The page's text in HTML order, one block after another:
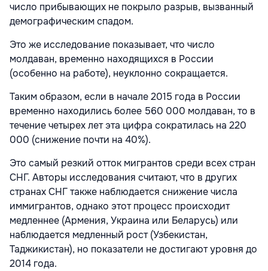
число прибывающих не покрыло разрыв, вызванный
демографическим спадом.
Это же исследование показывает, что число
молдаван, временно находящихся в России
(особенно на работе), неуклонно сокращается.
Таким образом, если в начале 2015 года в России
временно находились более 560 000 молдаван, то в
течение четырех лет эта цифра сократилась на 220
000 (снижение почти на 40%).
Это самый резкий отток мигрантов среди всех стран
СНГ. Авторы исследования считают, что в других
странах СНГ также наблюдается снижение числа
иммигрантов, однако этот процесс происходит
медленнее (Армения, Украина или Беларусь) или
наблюдается медленный рост (Узбекистан,
Таджикистан), но показатели не достигают уровня до
2014 года.